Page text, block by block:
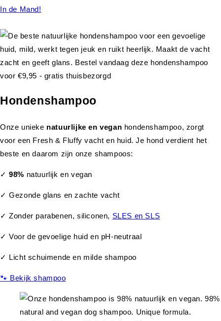
In de Mand!
Hondenshampoo
Onze unieke natuurlijke en vegan hondenshampoo, zorgt
voor een Fresh & Fluffy vacht en huid. Je hond verdient het
beste en daarom zijn onze shampoos:
✓98% natuurlijk en vegan
✓ Gezonde glans en zachte vacht
✓ Zonder parabenen, siliconen, SLES en SLS
✓ Voor de gevoelige huid en pH-neutraal
✓ Licht schuimende en milde shampoo
🐾 Bekijk shampoo